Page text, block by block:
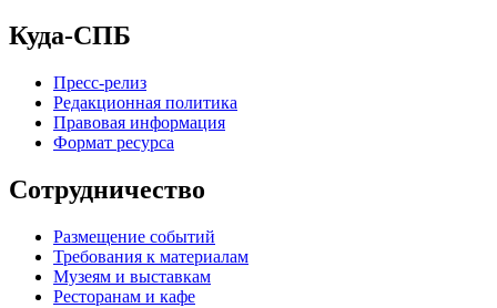
Куда-СПБ
Пресс-релиз
Редакционная политика
Правовая информация
Формат ресурса
Сотрудничество
Размещение событий
Требования к материалам
Музеям и выставкам
Ресторанам и кафе